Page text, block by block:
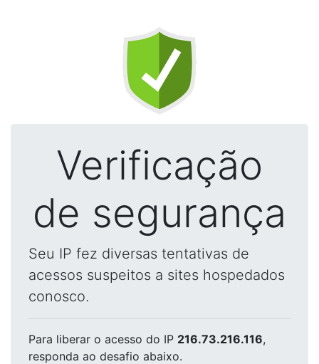
Verificação
de segurança
Seu IP fez diversas tentativas de
acessos suspeitos a sites hospedados
conosco.
Para liberar o acesso do IP 216.73.216.116,
responda ao desafio abaixo.